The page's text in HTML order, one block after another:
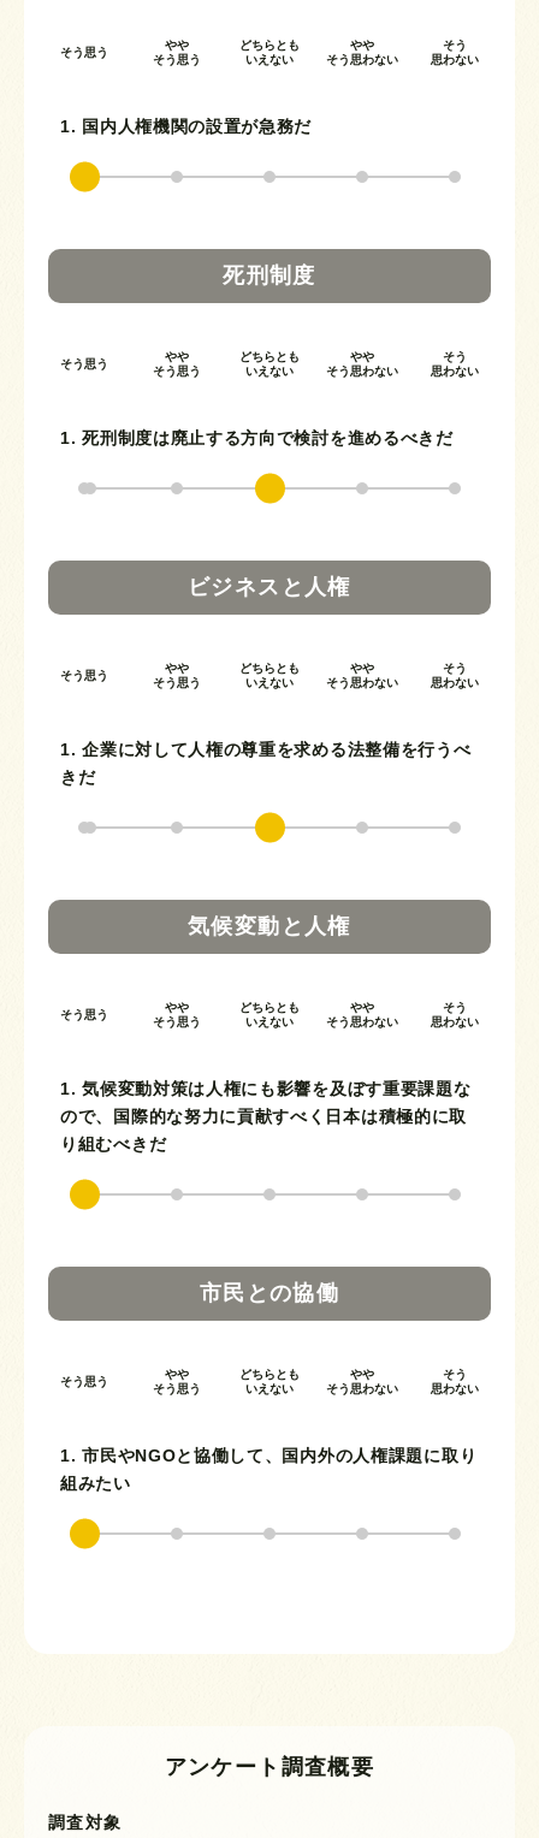
そう思う
やや
そう思う
どちらとも
いえない
やや
そう思わない
そう
思わない
1. 国内人権機関の設置が急務だ
死刑制度
そう思う
やや
そう思う
どちらとも
いえない
やや
そう思わない
そう
思わない
1. 死刑制度は廃止する方向で検討を進めるべきだ
ビジネスと人権
そう思う
やや
そう思う
どちらとも
いえない
やや
そう思わない
そう
思わない
1. 企業に対して人権の尊重を求める法整備を行うべ
きだ
気候変動と人権
そう思う
やや
そう思う
どちらとも
いえない
やや
そう思わない
そう
思わない
1. 気候変動対策は人権にも影響を及ぼす重要課題な
ので、国際的な努力に貢献すべく日本は積極的に取
り組むべきだ
市民との協働
そう思う
やや
そう思う
どちらとも
いえない
やや
そう思わない
そう
思わない
1. 市民やNGOと協働して、国内外の人権課題に取り
組みたい
アンケート調査概要
調査対象